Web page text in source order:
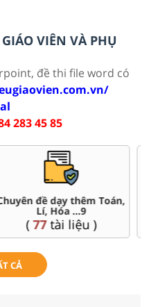
VIÊN VÀ PHỤ
đề thi file word có
283 45 85
Đề thi HSG 9
(9tài liệu )
CẢ